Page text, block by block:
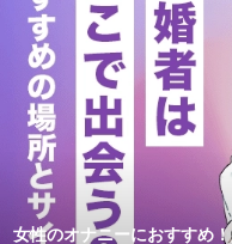
女性のオナニーにおすすめ